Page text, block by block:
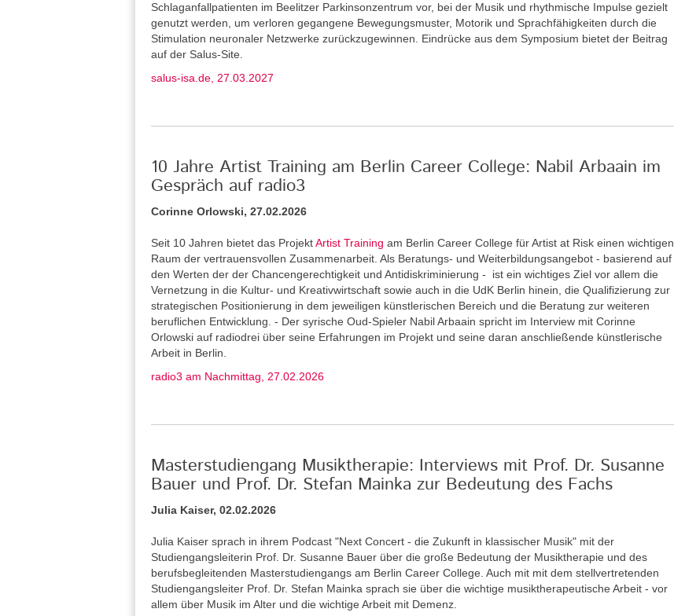
Schlaganfallpatienten im Beelitzer Parkinsonzentrum vor, bei der Musik und rhythmische Impulse gezielt
genutzt werden, um verloren gegangene Bewegungsmuster, Motorik und Sprachfähigkeiten durch die
Stimulation neuronaler Netzwerke zurückzugewinnen. Eindrücke aus dem Symposium bietet der Beitrag
auf der Salus-Site.
salus-isa.de, 27.03.2027
10 Jahre Artist Training am Berlin Career College: Nabil Arbaain im
Gespräch auf radio3
Corinne Orlowski, 27.02.2026
Seit 10 Jahren bietet das ProjektArtist Training am Berlin Career College für Artist at Risk einen wichtigen
Raum der vertrauensvollen Zusammenarbeit. Als Beratungs- und Weiterbildungsangebot - basierend auf
den Werten der der Chancengerechtigkeit und Antidiskriminierung - ist ein wichtiges Ziel vor allem die
Vernetzung in die Kultur- und Kreativwirtschaft sowie auch in die UdK Berlin hinein, die Qualifizierung zur
strategischen Positionierung in dem jeweiligen künstlerischen Bereich und die Beratung zur weiteren
beruflichen Entwicklung. - Der syrische Oud-Spieler Nabil Arbaain spricht im Interview mit Corinne
Orlowski auf radiodrei über seine Erfahrungen im Projekt und seine daran anschließende künstlerische
Arbeit in Berlin.
radio3 am Nachmittag, 27.02.2026
Masterstudiengang Musiktherapie: Interviews mit Prof. Dr. Susanne
Bauer und Prof. Dr. Stefan Mainka zur Bedeutung des Fachs
Julia Kaiser, 02.02.2026
Julia Kaiser sprach in ihrem Podcast "Next Concert - die Zukunft in klassischer Musik" mit der
Studiengangsleiterin Prof. Dr. Susanne Bauer über die große Bedeutung der Musiktherapie und des
berufsbegleitenden Masterstudiengangs am Berlin Career College. Auch mit mit dem stellvertretenden
Studiengangsleiter Prof. Dr. Stefan Mainka sprach sie über die wichtige musiktherapeutische Arbeit - vor
allem über Musik im Alter und die wichtige Arbeit mit Demenz.